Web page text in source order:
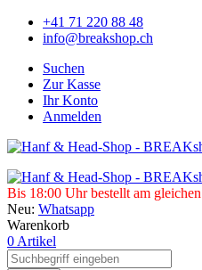
+41 71 220 88 48
info@breakshop.ch
Suchen
Zur Kasse
Ihr Konto
Anmelden
Bis 18:00 Uhr bestellt am
Neu: Whatsapp
Warenkorb
0 Artikel